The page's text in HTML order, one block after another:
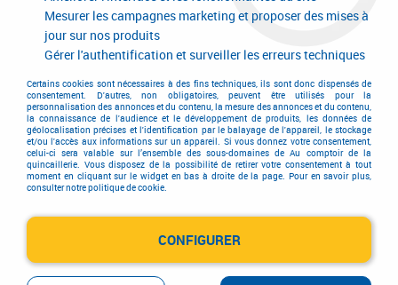
Accueil >Equipements d'atelier et de chantier
Métal d'apport Tig
Métal d'apport Tig
Métal d'apport Tig - acier
Mesurer les campagnes marketing et proposer des mises à
jour sur nos produits
Gérer l'authentification et surveiller les erreurs techniques
Certains cookies sont nécessaires à des fins techniques, ils sont donc dispensés de
consentement. D'autres, non obligatoires, peuvent être utilisés pour la
personnalisation des annonces et du contenu, la mesure des annonces et du contenu,
la connaissance de l'audience et le développement de produits, les données de
géolocalisation précises et l'identification par le balayage de l'appareil, le stockage
et/ou l'accès aux informations sur un appareil. Si vous donnez votre consentement,
celui-ci sera valable sur l’ensemble des sous-domaines de Au comptoir de la
quincaillerie. Vous disposez de la possibilité de retirer votre consentement à tout
moment en cliquant sur le widget en bas à droite de la page. Pour en savoir plus,
consulter notre politique de cookie.
CONFIGURER